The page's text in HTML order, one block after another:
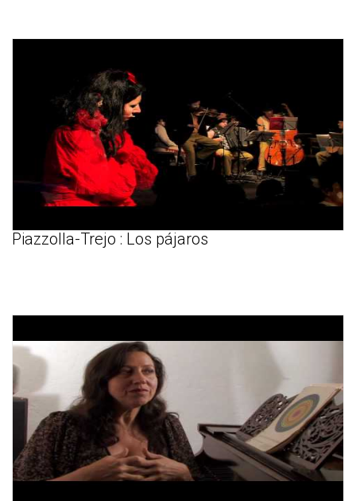
Piazzolla-Trejo : Los pájaros